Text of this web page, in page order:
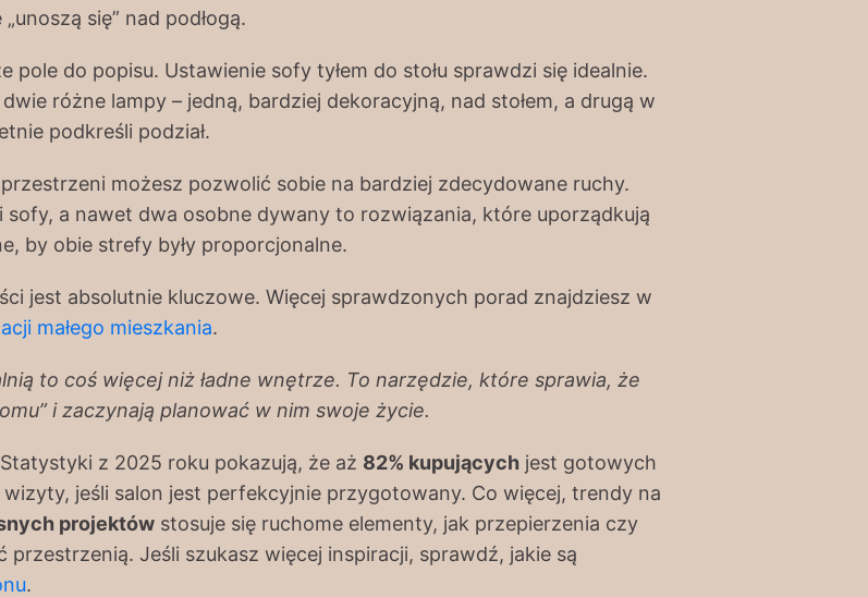
się” nad podłogą.
pole do popisu. Ustawienie sofy tyłem do stołu sprawdzi się idealnie.
różne lampy – jedną, bardziej dekoracyjną, nad stołem, a drugą w
podkreśli podział.
możesz pozwolić sobie na bardziej zdecydowane ruchy.
sofy, a nawet dwa osobne dywany to rozwiązania, które uporządkują
by obie strefy były proporcjonalne.
jest absolutnie kluczowe. Więcej sprawdzonych porad znajdziesz w
małego mieszkania.
to coś więcej niż ładne wnętrze. To narzędzie, które sprawia, że
i zaczynają planować w nim swoje życie.
z 2025 roku pokazują, że aż 82% kupujących jest gotowych
jeśli salon jest perfekcyjnie przygotowany. Co więcej, trendy na
projektów stosuje się ruchome elementy, jak przepierzenia czy
Jeśli szukasz więcej inspiracji, sprawdź, jakie są
.